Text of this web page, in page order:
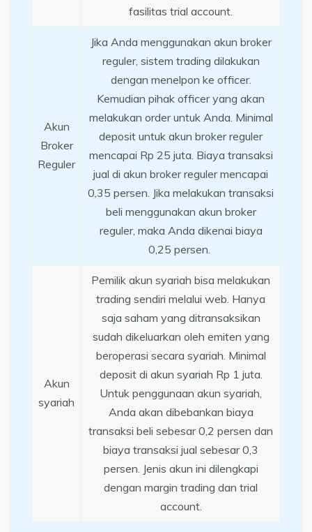
fasilitas trial account.
Akun
Broker
Reguler
Jika Anda menggunakan akun broker
reguler, sistem trading dilakukan
dengan menelpon ke officer.
Kemudian pihak officer yang akan
melakukan order untuk Anda. Minimal
deposit untuk akun broker reguler
mencapai Rp 25 juta. Biaya transaksi
jual di akun broker reguler mencapai
0,35 persen. Jika melakukan transaksi
beli menggunakan akun broker
reguler, maka Anda dikenai biaya
0,25 persen.
Akun
syariah
Pemilik akun syariah bisa melakukan
trading sendiri melalui web. Hanya
saja saham yang ditransaksikan
sudah dikeluarkan oleh emiten yang
beroperasi secara syariah. Minimal
deposit di akun syariah Rp 1 juta.
Untuk penggunaan akun syariah,
Anda akan dibebankan biaya
transaksi beli sebesar 0,2 persen dan
biaya transaksi jual sebesar 0,3
persen. Jenis akun ini dilengkapi
dengan margin trading dan trial
account.